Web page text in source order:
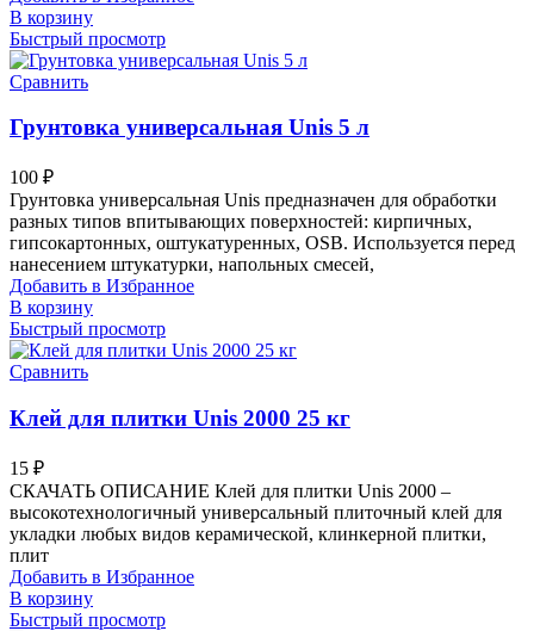
В корзину
Быстрый просмотр
Сравнить
Грунтовка универсальная Unis 5 л
100 ₽
Грунтовка универсальная Unis предназначен для обработки
разных типов впитывающих поверхностей: кирпичных,
гипсокартонных, оштукатуренных, OSB. Используется перед
нанесением штукатурки, напольных смесей,
Добавить в Избранное
В корзину
Быстрый просмотр
Сравнить
Клей для плитки Unis 2000 25 кг
15 ₽
СКАЧАТЬ ОПИСАНИЕ Клей для плитки Unis 2000 –
высокотехнологичный универсальный плиточный клей для
укладки любых видов керамической, клинкерной плитки,
плит
Добавить в Избранное
В корзину
Быстрый просмотр